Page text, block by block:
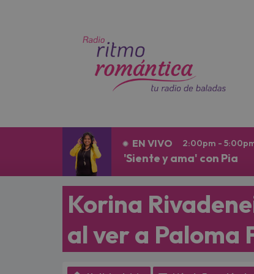
EN VIVO 2:00pm -
'Siente y ama' con Pia
Korina
al ver a Paloma